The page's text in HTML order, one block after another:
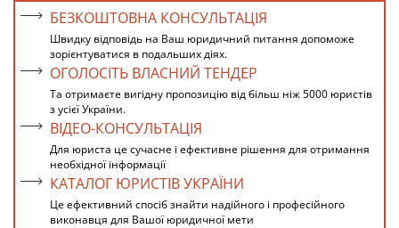
БЕЗКОШТОВНА КОНСУЛЬТАЦІЯ
Швидку відповідь на Ваш юридичний питання допоможе
зорієнтуватися в подальших діях.
ОГОЛОСІТЬ ВЛАСНИЙ ТЕНДЕР
Та отримаєте вигідну пропозицію від більш ніж 5000 юристів
з усієї України.
ВІДЕО-КОНСУЛЬТАЦІЯ
Для юриста це сучасне і ефективне рішення для отримання
необхідної інформації
КАТАЛОГ ЮРИСТІВ УКРАЇНИ
Це ефективний спосіб знайти надійного і професійного
виконавця для Вашої юридичної мети